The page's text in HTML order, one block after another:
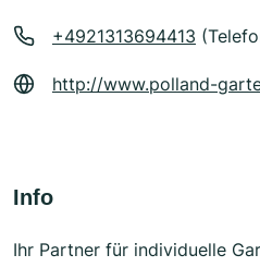
+4921313694413
http://www.polland-
Info
Ihr Partner für individuelle